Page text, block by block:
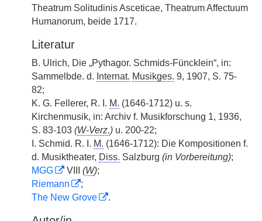
Theatrum Solitudinis Asceticae, Theatrum Affectuum
Humanorum, beide 1717.
Literatur
B. Ulrich, Die „Pythagor. Schmids-Füncklein“, in:
Sammelbde. d. Internat. Musikges. 9, 1907, S. 75-
82;
K. G. Fellerer, R. I. M. (1646-1712) u. s.
Kirchenmusik, in: Archiv f. Musikforschung 1, 1936,
S. 83-103 (W-Verz.) u. 200-22;
I. Schmid. R. I. M. (1646-1712): Die Kompositionen f.
d. Musiktheater, Diss. Salzburg (in Vorbereitung);
MGG
VIII (W);
Riemann
;
The New Grove
.